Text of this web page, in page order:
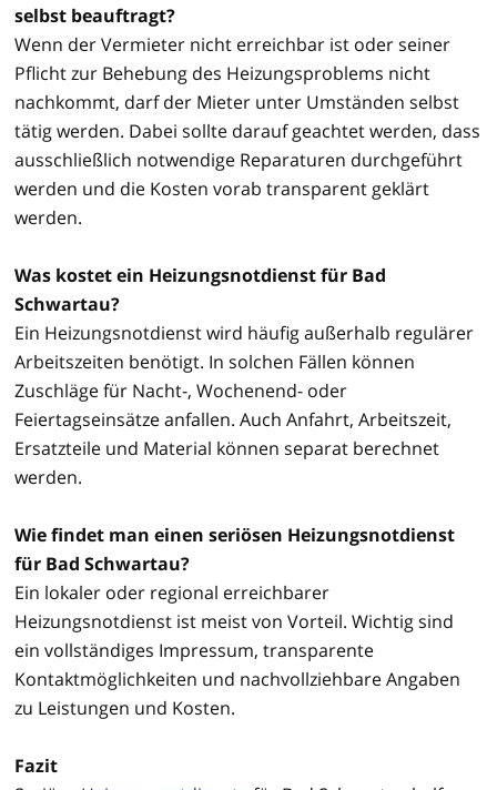
selbst beauftragt?
Wenn der Vermieter nicht erreichbar ist oder seiner
Pflicht zur Behebung des Heizungsproblems nicht
nachkommt, darf der Mieter unter Umständen selbst
tätig werden. Dabei sollte darauf geachtet werden, dass
ausschließlich notwendige Reparaturen durchgeführt
werden und die Kosten vorab transparent geklärt
werden.
Was kostet ein Heizungsnotdienst für Bad
Schwartau?
Ein Heizungsnotdienst wird häufig außerhalb regulärer
Arbeitszeiten benötigt. In solchen Fällen können
Zuschläge für Nacht-, Wochenend- oder
Feiertagseinsätze anfallen. Auch Anfahrt, Arbeitszeit,
Ersatzteile und Material können separat berechnet
werden.
Wie findet man einen seriösen Heizungsnotdienst
für Bad Schwartau?
Ein lokaler oder regional erreichbarer
Heizungsnotdienst ist meist von Vorteil. Wichtig sind
ein vollständiges Impressum, transparente
Kontaktmöglichkeiten und nachvollziehbare Angaben
zu Leistungen und Kosten.
Fazit